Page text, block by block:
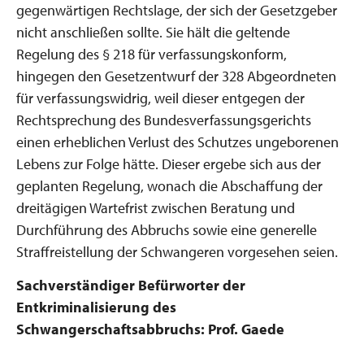
gegenwärtigen Rechtslage, der sich der Gesetzgeber
nicht anschließen sollte. Sie hält die geltende
Regelung des § 218 für verfassungskonform,
hingegen den Gesetzentwurf der 328 Abgeordneten
für verfassungswidrig, weil dieser entgegen der
Rechtsprechung des Bundesverfassungsgerichts
einen erheblichen Verlust des Schutzes ungeborenen
Lebens zur Folge hätte. Dieser ergebe sich aus der
geplanten Regelung, wonach die Abschaffung der
dreitägigen Wartefrist zwischen Beratung und
Durchführung des Abbruchs sowie eine generelle
Straffreistellung der Schwangeren vorgesehen seien.
Sachverständiger Befürworter der
Entkriminalisierung des
Schwangerschaftsabbruchs: Prof. Gaede